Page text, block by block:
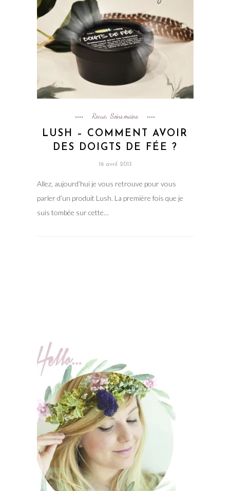
Revue, Soins mains
LUSH – COMMENT AVOIR
DES DOIGTS DE FÉE ?
16 avril 2013
Allez, aujourd’hui je vous retrouve pour vous
parler d’un produit Lush. La première fois que je
suis tombée sur cette…